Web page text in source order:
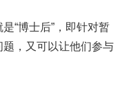
“博士后”，即针对暂
，又可以让他们参与